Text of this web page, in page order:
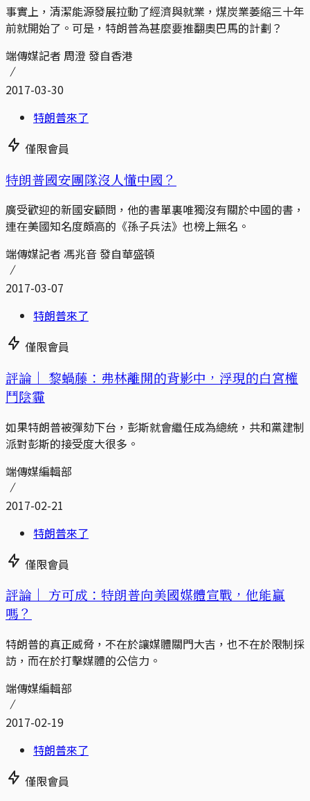
事實上，清潔能源發展拉動了經濟與就業，煤炭業萎縮三十年
前就開始了。可是，特朗普為甚麼要推翻奧巴馬的計劃？
端傳媒記者 周澄 發自香港
2017-03-30
特朗普來了
僅限會員
特朗普國安團隊沒人懂中國？
廣受歡迎的新國安顧問，他的書單裏唯獨沒有關於中國的書，
連在美國知名度頗高的《孫子兵法》也榜上無名。
端傳媒記者 馮兆音 發自華盛頓
2017-03-07
特朗普來了
僅限會員
評論｜ 黎蝸藤：弗林離開的背影中，浮現的白宮權
鬥陰霾
如果特朗普被彈劾下台，彭斯就會繼任成為總統，共和黨建制
派對彭斯的接受度大很多。
端傳媒編輯部
2017-02-21
特朗普來了
僅限會員
評論｜ 方可成：特朗普向美國媒體宣戰，他能贏
嗎？
特朗普的真正威脅，不在於讓媒體關門大吉，也不在於限制採
訪，而在於打擊媒體的公信力。
端傳媒編輯部
2017-02-19
特朗普來了
僅限會員